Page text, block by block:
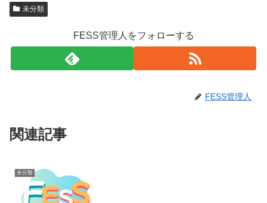
未分類
FESS管理人をフォローする
FESS管理人
関連記事
未分類